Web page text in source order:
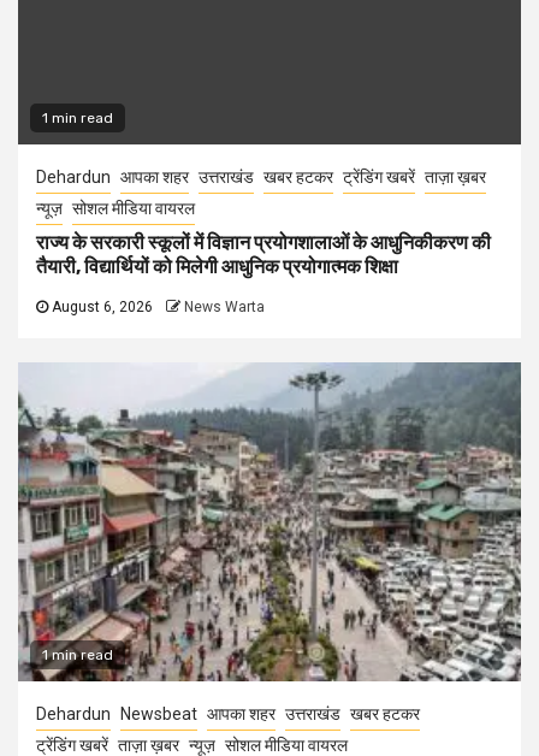
1 min read
Dehardun आपका शहर उत्तराखंड खबर हटकर ट्रेंडिंग खबरें ताज़ा ख़बर
न्यूज़ सोशल मीडिया वायरल
राज्य के सरकारी स्कूलों में विज्ञान प्रयोगशालाओं के आधुनिकीकरण की
तैयारी, विद्यार्थियों को मिलेगी आधुनिक प्रयोगात्मक शिक्षा
August 6, 2026 News Warta
1 min read
Dehardun Newsbeat आपका शहर उत्तराखंड खबर हटकर
ट्रेंडिंग खबरें ताज़ा ख़बर न्यूज़ सोशल मीडिया वायरल